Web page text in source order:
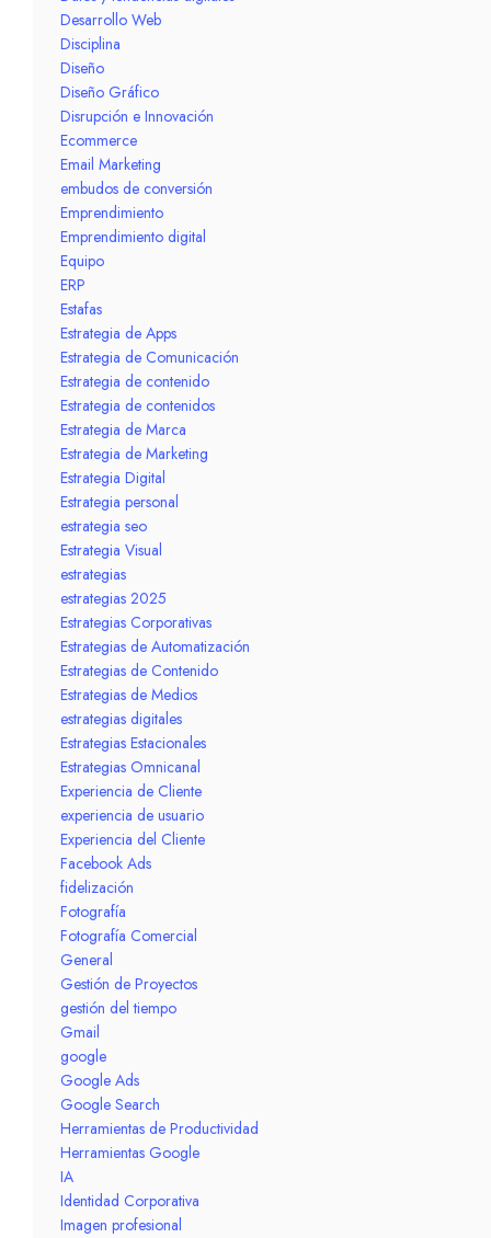
Desarrollo Web
Disciplina
Diseño
Diseño Gráfico
Disrupción e Innovación
Ecommerce
Email Marketing
embudos de conversión
Emprendimiento
Emprendimiento digital
Equipo
ERP
Estafas
Estrategia de Apps
Estrategia de Comunicación
Estrategia de contenido
Estrategia de contenidos
Estrategia de Marca
Estrategia de Marketing
Estrategia Digital
Estrategia personal
estrategia seo
Estrategia Visual
estrategias
estrategias 2025
Estrategias Corporativas
Estrategias de Automatización
Estrategias de Contenido
Estrategias de Medios
estrategias digitales
Estrategias Estacionales
Estrategias Omnicanal
Experiencia de Cliente
experiencia de usuario
Experiencia del Cliente
Facebook Ads
fidelización
Fotografía
Fotografía Comercial
General
Gestión de Proyectos
gestión del tiempo
Gmail
google
Google Ads
Google Search
Herramientas de Productividad
Herramientas Google
IA
Identidad Corporativa
Imagen profesional